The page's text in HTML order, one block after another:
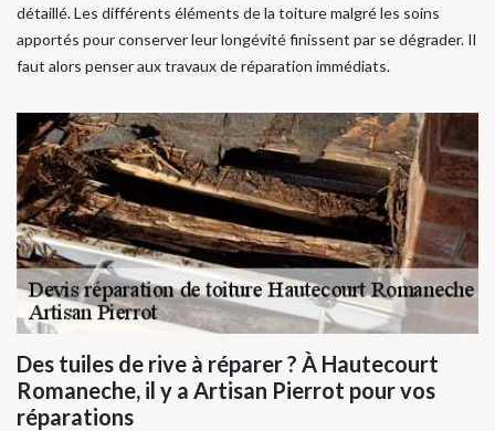
détaillé. Les différents éléments de la toiture malgré les soins
apportés pour conserver leur longévité finissent par se dégrader. Il
faut alors penser aux travaux de réparation immédiats.
Des tuiles de rive à réparer ? À Hautecourt
Romaneche, il y a Artisan Pierrot pour vos
réparations